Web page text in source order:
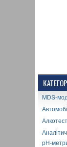
MDS-
pH-